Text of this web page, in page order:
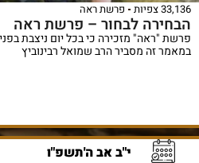
33,136 צפיות פרשת ראה
הבחירה לבחור – פרשת ראה
פרשת "ראה" מזכירה כי בכל יום ניצבת
במאמר זה מסביר הרב שמואל רבינוביץ
י"ב אב ה'תשפ"ו